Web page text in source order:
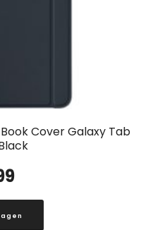
Cover Galaxy Tab